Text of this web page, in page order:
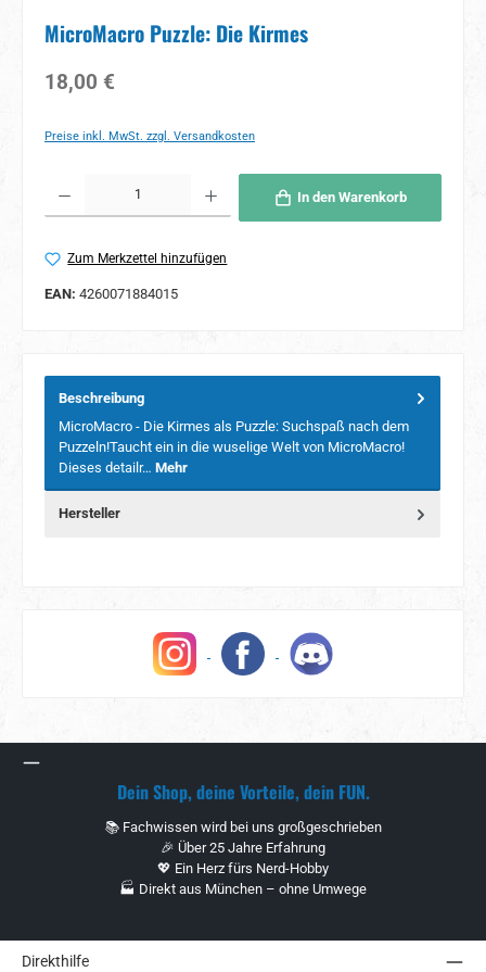
MicroMacro Puzzle: Die Kirmes
Regulärer Preis:
18,00 €
Preise inkl. MwSt. zzgl. Versandkosten
In den Warenkorb
Zum Merkzettel hinzufügen
EAN: 4260071884015
Beschreibung
MicroMacro - Die Kirmes als Puzzle: Suchspaß nach dem
Puzzeln!Taucht ein in die wuselige Welt von MicroMacro!
Dieses detailr… Mehr
Hersteller
Dein Shop, deine Vorteile, dein FUN.
📚 Fachwissen wird bei uns großgeschrieben
🎉 Über 25 Jahre Erfahrung
💖 Ein Herz fürs Nerd-Hobby
🏭 Direkt aus München – ohne Umwege
Direkthilfe